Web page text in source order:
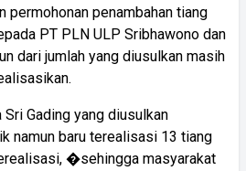
permohonan penambahan tiang
PT PLN ULP Sribhawono dan
dari jumlah yang diusulkan masih
Gading yang diusulkan
namun baru terealisasi 13 tiang
�sehingga masyarakat